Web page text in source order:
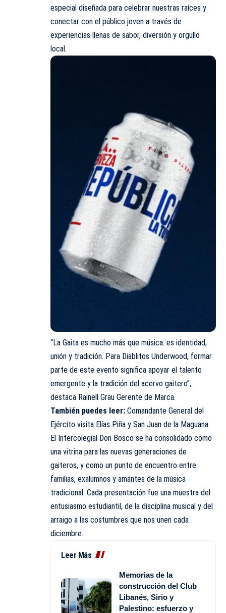
especial diseñada para celebrar nuestras raíces y
conectar con el público joven a través de
experiencias llenas de sabor, diversión y orgullo
local.
“La Gaita es mucho más que música: es identidad,
unión y tradición. Para Diablitos Underwood, formar
parte de este evento significa apoyar el talento
emergente y la tradición del acervo gaitero”,
destaca Rainell Grau Gerente de Marca.
También puedes leer: Comandante General del
Ejército visita Elías Piña y San Juan de la Maguana
El Intercolegial Don Bosco se ha consolidado como
una vitrina para las nuevas generaciones de
gaiteros, y como un punto de encuentro entre
familias, exalumnos y amantes de la música
tradicional. Cada presentación fue una muestra del
entusiasmo estudiantil, de la disciplina musical y del
arraigo a las costumbres que nos unen cada
diciembre.
Leer Más
Memorias de la
construcción del Club
Libanés, Sirio y
Palestino: esfuerzo y